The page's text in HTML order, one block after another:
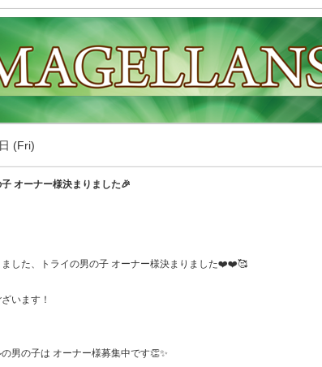
(Fri)
子 オーナー様決まりました🎉
ました、トライの男の子 オーナー様決まりました❤️❤️🥰
います！
男の子は オーナー様募集中です👏✨